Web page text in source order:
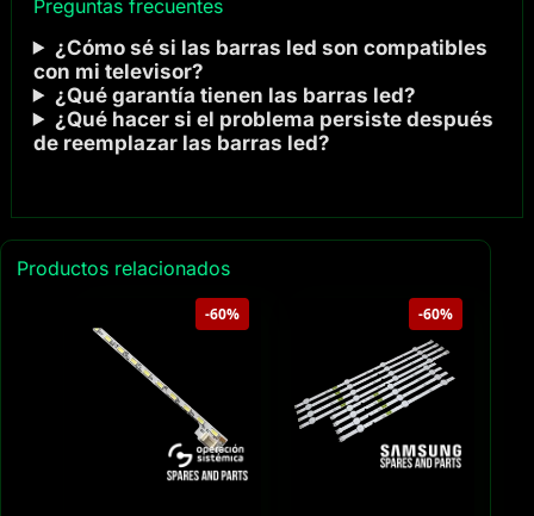
Preguntas frecuentes
¿Cómo sé si las barras led son compatibles
con mi televisor?
¿Qué garantía tienen las barras led?
¿Qué hacer si el problema persiste después
de reemplazar las barras led?
Productos relacionados
-60% -60%